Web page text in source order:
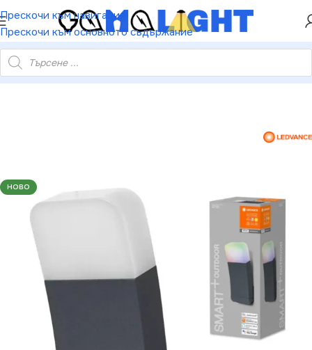
Прескочи към навигация
Прескочи към основното съдържание
НАМАЛЕНИЕ ОТ 5%
SMART WIFI CURVE WALL RGBW 520lm DG IP44 SMART
НОВО